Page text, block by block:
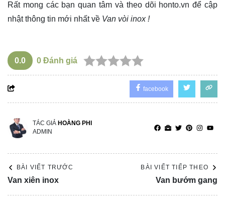
Rất mong các bạn quan tâm và theo dõi honto.vn để cập
nhật thông tin mới nhất về Van vòi inox !
0.0 0 Đánh giá
facebook
TÁC GIẢ HOÀNG PHI
ADMIN
BÀI VIẾT TRƯỚC
Van xiên inox
BÀI VIẾT TIẾP THEO
Van bướm gang